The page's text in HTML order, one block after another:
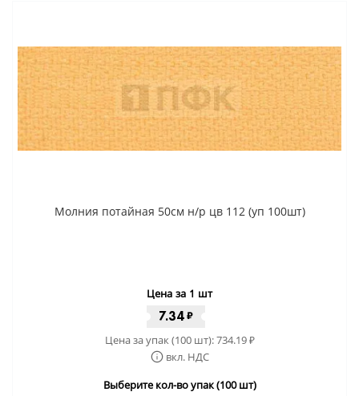
Молния потайная 50см н/р цв 112 (уп 100шт)
Цена за 1 шт
7.34 ₽
Цена за упак (100 шт):734.19₽
вкл. НДС
Выберите кол-во упак (100 шт)